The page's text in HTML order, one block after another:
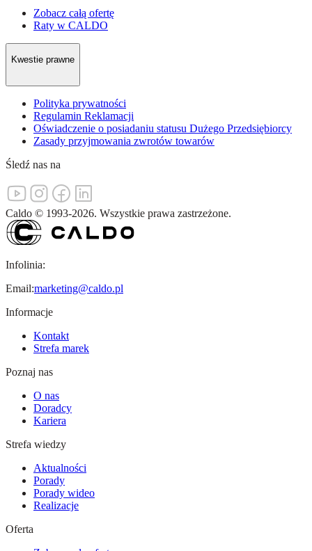
Zobacz całą ofertę
Raty w CALDO
Kwestie prawne
Polityka prywatności
Regulamin Reklamacji
Oświadczenie o posiadaniu statusu Dużego Przedsiębiorcy
Zasady przyjmowania zwrotów towarów
Śledź nas na
Caldo © 1993-2026. Wszystkie prawa zastrzeżone.
Infolinia:
Email:marketing@caldo.pl
Informacje
Kontakt
Strefa marek
Poznaj nas
O nas
Doradcy
Kariera
Strefa wiedzy
Aktualności
Porady
Porady wideo
Realizacje
Oferta